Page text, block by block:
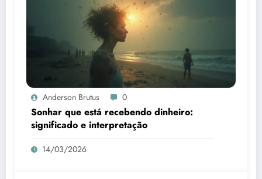
Anderson Brutus 0
Sonhar que está recebendo dinheiro:
significado e interpretação
14/03/2026